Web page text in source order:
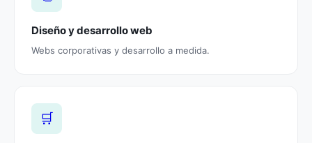
Diseño y desarrollo web
Webs corporativas y desarrollo a medida.
🛒